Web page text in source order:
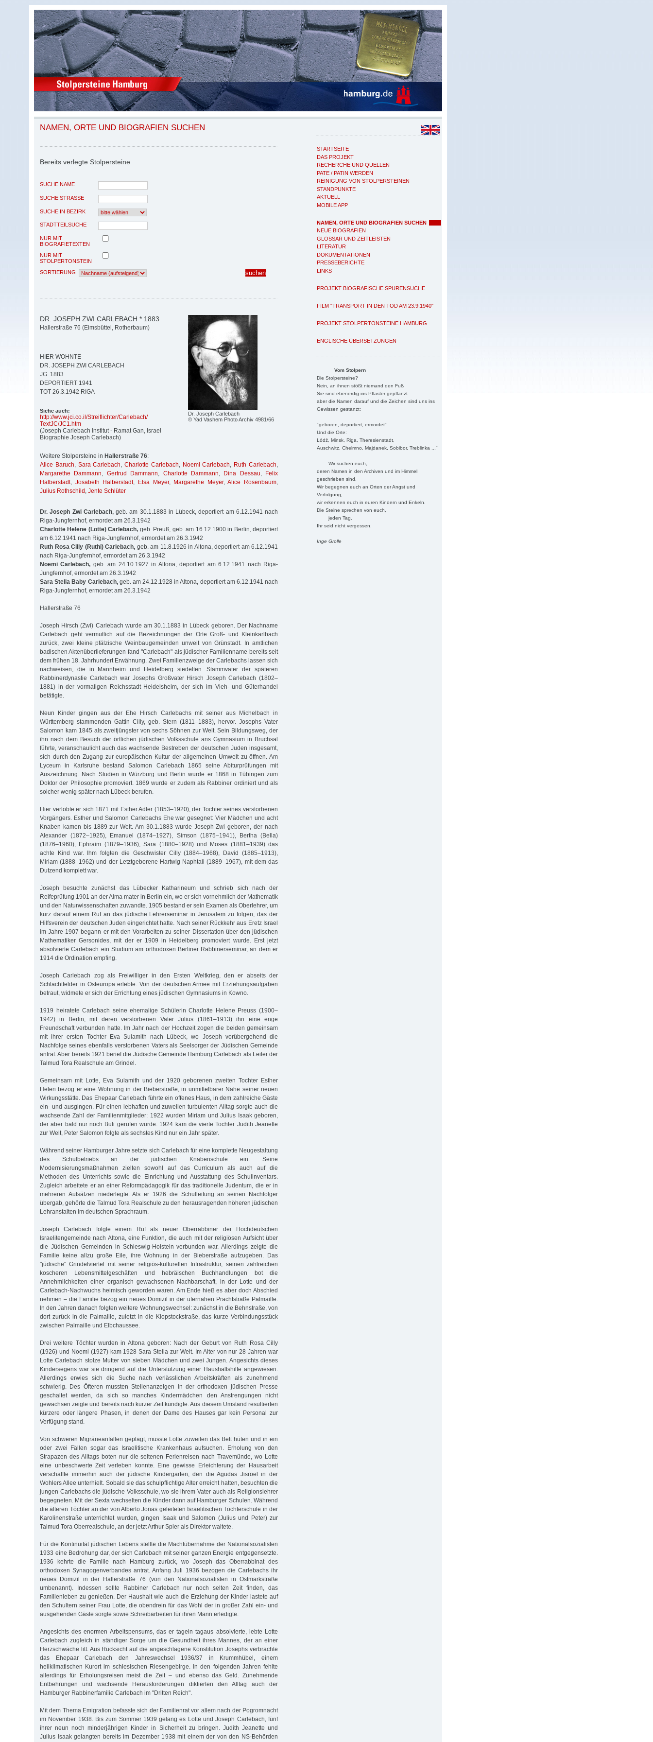
STARTSEITE
DAS PROJEKT
RECHERCHE UND QUELLEN
PATE / PATIN WERDEN
REINIGUNG VON STOLPERSTEINEN
STANDPUNKTE
AKTUELL
MOBILE APP
NAMEN, ORTE UND BIOGRAFIEN SUCHEN
NEUE BIOGRAFIEN
GLOSSAR UND ZEITLEISTEN
LITERATUR
DOKUMENTATIONEN
PRESSEBERICHTE
LINKS
PROJEKT BIOGRAFISCHE SPURENSUCHE
FILM "TRANSPORT IN DEN TOD AM 23.9.1940"
PROJEKT STOLPERTONSTEINE HAMBURG
ENGLISCHE ÜBERSETZUNGEN
Vom Stolpern
Die Stolpersteine?
Nein, an ihnen stößt niemand den Fuß
Sie sind ebenerdig ins Pflaster gepflanzt
aber die Namen darauf und die Zeichen sind uns ins
Gewissen gestanzt:
"geboren, deportiert, ermordet"
Und die Orte:
Łódź, Minsk, Riga, Theresienstadt,
Auschwitz, Chelmno, Majdanek, Sobibor, Treblinka ..."
Wir suchen euch,
deren Namen in den Archiven und im Himmel
geschrieben sind.
Wir begegnen euch an Orten der Angst und
Verfolgung,
wir erkennen euch in euren Kindern und Enkeln.
Die Steine sprechen von euch,
jeden Tag.
Ihr seid nicht vergessen.
Inge Grolle
NAMEN, ORTE UND BIOGRAFIEN SUCHEN
Bereits verlegte Stolpersteine
SUCHE NAME
SUCHE STRASSE
SUCHE IN BEZIRK
STADTTEILSUCHE
NUR MIT
BIOGRAFIETEXTEN
NUR MIT
STOLPERTONSTEIN
SORTIERUNG
Dr. Joseph Carlebach
© Yad Vashem Photo Archiv 4981/66
DR. JOSEPH ZWI CARLEBACH * 1883
Hallerstraße 76 (Eimsbüttel, Rotherbaum)
HIER WOHNTE
DR. JOSEPH ZWI CARLEBACH
JG. 1883
DEPORTIERT 1941
TOT 26.3.1942 RIGA
Siehe auch:
http://www.jci.co.il/Streiflichter/Carlebach/
TextJC/JC1.htm
(Joseph Carlebach Institut - Ramat Gan, Israel
Biographie Joseph Carlebach)
Weitere Stolpersteine in Hallerstraße 76:
Alice Baruch, Sara Carlebach,Charlotte Carlebach, Noemi Carlebach, Ruth Carlebach,
Margarethe Dammann, Gertrud Dammann, Charlotte Dammann, Dina Dessau,
Felix
Halberstadt, Josabeth Halberstadt, Elsa Meyer, Margarethe Meyer,Alice Rosenbaum,
Julius Rothschild , Jente Schlüter
Dr. Joseph Zwi Carlebach,geb. am 30.1.1883 in Lübeck, deportiert am 6.12.1941 nach
Riga-Jungfernhof, ermordet am 26.3.1942
Charlotte Helene (Lotte) Carlebach, geb. Preuß, geb. am 16.12.1900 in Berlin, deportiert
am 6.12.1941 nach Riga-Jungfernhof, ermordet am 26.3.1942
Ruth Rosa Cilly (Ruthi) Carlebach, geb. am 11.8.1926 in Altona, deportiert am 6.12.1941
nach Riga-Jungfernhof, ermordet am 26.3.1942
Noemi Carlebach, geb. am 24.10.1927 in Altona, deportiert am 6.12.1941 nach Riga-
Jungfernhof, ermordet am 26.3.1942
Sara Stella Baby Carlebach,geb. am 24.12.1928 in Altona, deportiert am 6.12.1941 nach
Riga-Jungfernhof, ermordet am 26.3.1942
Hallerstraße 76
Joseph Hirsch (Zwi) Carlebach wurde am 30.1.1883 in Lübeck geboren. Der Nachname
Carlebach geht vermutlich auf die Bezeichnungen der Orte Groß- und Kleinkarlbach
zurück, zwei kleine pfälzische Weinbaugemeinden unweit von Grünstadt. In amtlichen
badischen Aktenüberlieferungen fand "Carlebach" als jüdischer Familienname bereits seit
dem frühen 18. Jahrhundert Erwähnung. Zwei Familienzweige der Carlebachs lassen sich
nachweisen, die in Mannheim und Heidelberg siedelten. Stammvater der späteren
Rabbinerdynastie Carlebach war Josephs Großvater Hirsch Joseph Carlebach (1802–
1881) in der vormaligen Reichsstadt Heidelsheim, der sich im Vieh- und Güterhandel
betätigte.
Neun Kinder gingen aus der Ehe Hirsch Carlebachs mit seiner aus Michelbach in
Württemberg stammenden Gattin Cilly, geb. Stern (1811–1883), hervor. Josephs Vater
Salomon kam 1845 als zweitjüngster von sechs Söhnen zur Welt. Sein Bildungsweg, der
ihn nach dem Besuch der örtlichen jüdischen Volksschule ans Gymnasium in Bruchsal
führte, veranschaulicht auch das wachsende Bestreben der deutschen Juden insgesamt,
sich durch den Zugang zur europäischen Kultur der allgemeinen Umwelt zu öffnen. Am
Lyceum in Karlsruhe bestand Salomon Carlebach 1865 seine Abiturprüfungen mit
Auszeichnung. Nach Studien in Würzburg und Berlin wurde er 1868 in Tübingen zum
Doktor der Philosophie promoviert. 1869 wurde er zudem als Rabbiner ordiniert und als
solcher wenig später nach Lübeck berufen.
Hier verlobte er sich 1871 mit Esther Adler (1853–1920), der Tochter seines verstorbenen
Vorgängers. Esther und Salomon Carlebachs Ehe war gesegnet: Vier Mädchen und acht
Knaben kamen bis 1889 zur Welt. Am 30.1.1883 wurde Joseph Zwi geboren, der nach
Alexander (1872–1925), Emanuel (1874–1927), Simson (1875–1941), Bertha (Bella)
(1876–1960), Ephraim (1879–1936), Sara (1880–1928) und Moses (1881–1939) das
achte Kind war. Ihm folgten die Geschwister Cilly (1884–1968), David (1885–1913),
Miriam (1888–1962) und der Letztgeborene Hartwig Naphtali (1889–1967), mit dem das
Dutzend komplett war.
Joseph besuchte zunächst das Lübecker Katharineum und schrieb sich nach der
Reifeprüfung 1901 an der Alma mater in Berlin ein, wo er sich vornehmlich der Mathematik
und den Naturwissenschaften zuwandte. 1905 bestand er sein Examen als Oberlehrer, um
kurz darauf einem Ruf an das jüdische Lehrerseminar in Jerusalem zu folgen, das der
Hilfsverein der deutschen Juden eingerichtet hatte. Nach seiner Rückkehr aus Eretz Israel
im Jahre 1907 begann er mit den Vorarbeiten zu seiner Dissertation über den jüdischen
Mathematiker Gersonides, mit der er 1909 in Heidelberg promoviert wurde. Erst jetzt
absolvierte Carlebach ein Studium am orthodoxen Berliner Rabbinerseminar, an dem er
1914 die Ordination empfing.
Joseph Carlebach zog als Freiwilliger in den Ersten Weltkrieg, den er abseits der
Schlachtfelder in Osteuropa erlebte. Von der deutschen Armee mit Erziehungsaufgaben
betraut, widmete er sich der Errichtung eines jüdischen Gymnasiums in Kowno.
1919 heiratete Carlebach seine ehemalige Schülerin Charlotte Helene Preuss (1900–
1942) in Berlin, mit deren verstorbenen Vater Julius (1861–1913) ihn eine enge
Freundschaft verbunden hatte. Im Jahr nach der Hochzeit zogen die beiden gemeinsam
mit ihrer ersten Tochter Eva Sulamith nach Lübeck, wo Joseph vorübergehend die
Nachfolge seines ebenfalls verstorbenen Vaters als Seelsorger der Jüdischen Gemeinde
antrat. Aber bereits 1921 berief die Jüdische Gemeinde Hamburg Carlebach als Leiter der
Talmud Tora Realschule am Grindel.
Gemeinsam mit Lotte, Eva Sulamith und der 1920 geborenen zweiten Tochter Esther
Helen bezog er eine Wohnung in der Bieberstraße, in unmittelbarer Nähe seiner neuen
Wirkungsstätte. Das Ehepaar Carlebach führte ein offenes Haus, in dem zahlreiche Gäste
ein- und ausgingen. Für einen lebhaften und zuweilen turbulenten Alltag sorgte auch die
wachsende Zahl der Familienmitglieder: 1922 wurden Miriam und Julius Isaak geboren,
der aber bald nur noch Buli gerufen wurde. 1924 kam die vierte Tochter Judith Jeanette
zur Welt, Peter Salomon folgte als sechstes Kind nur ein Jahr später.
Während seiner Hamburger Jahre setzte sich Carlebach für eine komplette Neugestaltung
des Schulbetriebs an der jüdischen Knabenschule ein. Seine
Modernisierungsmaßnahmen zielten sowohl auf das Curriculum als auch auf die
Methoden des Unterrichts sowie die Einrichtung und Ausstattung des Schulinventars.
Zugleich arbeitete er an einer Reformpädagogik für das traditionelle Judentum, die er in
mehreren Aufsätzen niederlegte. Als er 1926 die Schulleitung an seinen Nachfolger
übergab, gehörte die Talmud Tora Realschule zu den herausragenden höheren jüdischen
Lehranstalten im deutschen Sprachraum.
Joseph Carlebach folgte einem Ruf als neuer Oberrabbiner der Hochdeutschen
Israelitengemeinde nach Altona, eine Funktion, die auch mit der religiösen Aufsicht über
die Jüdischen Gemeinden in Schleswig-Holstein verbunden war. Allerdings zeigte die
Familie keine allzu große Eile, ihre Wohnung in der Bieberstraße aufzugeben. Das
"jüdische" Grindelviertel mit seiner religiös-kulturellen Infrastruktur, seinen zahlreichen
koscheren Lebensmittelgeschäften und hebräischen Buchhandlungen bot die
Annehmlichkeiten einer organisch gewachsenen Nachbarschaft, in der Lotte und der
Carlebach-Nachwuchs heimisch geworden waren. Am Ende hieß es aber doch Abschied
nehmen – die Familie bezog ein neues Domizil in der ufernahen Prachtstraße Palmaille.
In den Jahren danach folgten weitere Wohnungswechsel: zunächst in die Behnstraße, von
dort zurück in die Palmaille, zuletzt in die Klopstockstraße, das kurze Verbindungsstück
zwischen Palmaille und Elbchaussee.
Drei weitere Töchter wurden in Altona geboren: Nach der Geburt von Ruth Rosa Cilly
(1926) und Noemi (1927) kam 1928 Sara Stella zur Welt. Im Alter von nur 28 Jahren war
Lotte Carlebach stolze Mutter von sieben Mädchen und zwei Jungen. Angesichts dieses
Kindersegens war sie dringend auf die Unterstützung einer Haushaltshilfe angewiesen.
Allerdings erwies sich die Suche nach verlässlichen Arbeitskräften als zunehmend
schwierig. Des Öfteren mussten Stellenanzeigen in der orthodoxen jüdischen Presse
geschaltet werden, da sich so manches Kindermädchen den Anstrengungen nicht
gewachsen zeigte und bereits nach kurzer Zeit kündigte. Aus diesem Umstand resultierten
kürzere oder längere Phasen, in denen der Dame des Hauses gar kein Personal zur
Verfügung stand.
Von schweren Migräneanfällen geplagt, musste Lotte zuweilen das Bett hüten und in ein
oder zwei Fällen sogar das Israelitische Krankenhaus aufsuchen. Erholung von den
Strapazen des Alltags boten nur die seltenen Ferienreisen nach Travemünde, wo Lotte
eine unbeschwerte Zeit verleben konnte. Eine gewisse Erleichterung der Hausarbeit
verschaffte immerhin auch der jüdische Kindergarten, den die Agudas Jisroel in der
Wohlers Allee unterhielt. Sobald sie das schulpflichtige Alter erreicht hatten, besuchten die
jungen Carlebachs die jüdische Volksschule, wo sie ihrem Vater auch als Religionslehrer
begegneten. Mit der Sexta wechselten die Kinder dann auf Hamburger Schulen. Während
die älteren Töchter an der von Alberto Jonas geleiteten Israelitischen Töchterschule in der
Karolinenstraße unterrichtet wurden, gingen Isaak und Salomon (Julius und Peter) zur
Talmud Tora Oberrealschule, an der jetzt Arthur Spier als Direktor waltete.
Für die Kontinuität jüdischen Lebens stellte die Machtübernahme der Nationalsozialisten
1933 eine Bedrohung dar, der sich Carlebach mit seiner ganzen Energie entgegensetzte.
1936 kehrte die Familie nach Hamburg zurück, wo Joseph das Oberrabbinat des
orthodoxen Synagogenverbandes antrat. Anfang Juli 1936 bezogen die Carlebachs ihr
neues Domizil in der Hallerstraße 76 (von den Nationalsozialisten in Ostmarkstraße
umbenannt). Indessen sollte Rabbiner Carlebach nur noch selten Zeit finden, das
Familienleben zu genießen. Der Haushalt wie auch die Erziehung der Kinder lastete auf
den Schultern seiner Frau Lotte, die obendrein für das Wohl der in großer Zahl ein- und
ausgehenden Gäste sorgte sowie Schreibarbeiten für ihren Mann erledigte.
Angesichts des enormen Arbeitspensums, das er tagein tagaus absolvierte, lebte Lotte
Carlebach zugleich in ständiger Sorge um die Gesundheit ihres Mannes, der an einer
Herzschwäche litt. Aus Rücksicht auf die angeschlagene Konstitution Josephs verbrachte
das Ehepaar Carlebach den Jahreswechsel 1936/37 in Krummhübel, einem
heilklimatischen Kurort im schlesischen Riesengebirge. In den folgenden Jahren fehlte
allerdings für Erholungsreisen meist die Zeit – und ebenso das Geld. Zunehmende
Entbehrungen und wachsende Herausforderungen diktierten den Alltag auch der
Hamburger Rabbinerfamilie Carlebach im "Dritten Reich".
Mit dem Thema Emigration befasste sich der Familienrat vor allem nach der Pogromnacht
im November 1938. Bis zum Sommer 1939 gelang es Lotte und Joseph Carlebach, fünf
ihrer neun noch minderjährigen Kinder in Sicherheit zu bringen. Judith Jeanette und
Julius Isaak gelangten bereits im Dezember 1938 mit einem der von den NS-Behörden